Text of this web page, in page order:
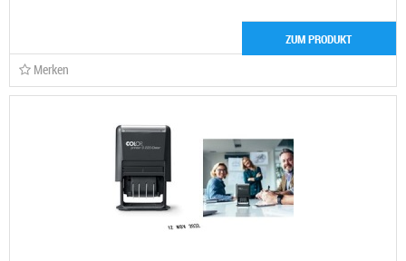
ZUM PRODUKT
Merken